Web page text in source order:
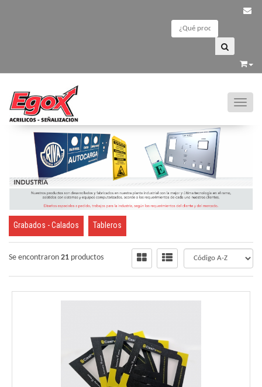
INDUSTRIA
Grabados - Calados Tableros
Se encontraron 21 productos